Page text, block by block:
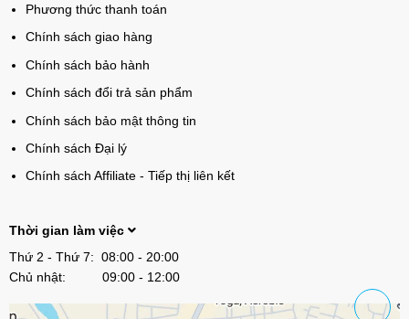
Phương thức thanh toán
Chính sách giao hàng
Chính sách bảo hành
Chính sách đổi trả sản phẩm
Chính sách bảo mật thông tin
Chính sách Đại lý
Chính sách Affiliate - Tiếp thị liên kết
Thời gian làm việc
Thứ 2 - Thứ 7: 08:00 - 20:00
Chủ nhật: 09:00 - 12:00